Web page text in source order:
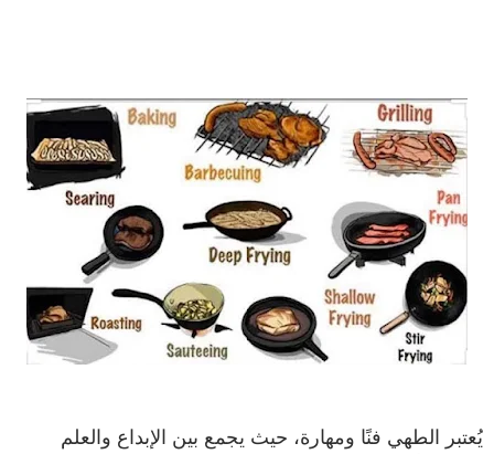
يُعتبر الطهي فنًا ومهارة، حيث يجمع بين الإبداع والعلم